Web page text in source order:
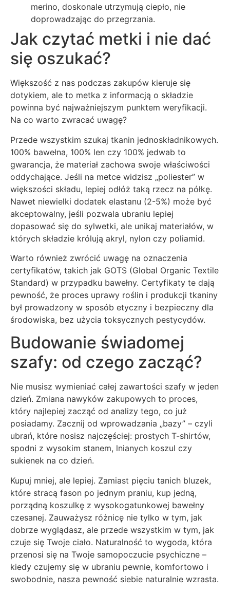
merino, doskonale utrzymują ciepło, nie
doprowadzając do przegrzania.
Jak czytać metki i nie dać
się oszukać?
Większość z nas podczas zakupów kieruje się
dotykiem, ale to metka z informacją o składzie
powinna być najważniejszym punktem weryfikacji.
Na co warto zwracać uwagę?
Przede wszystkim szukaj tkanin jednoskładnikowych.
100% bawełna, 100% len czy 100% jedwab to
gwarancja, że materiał zachowa swoje właściwości
oddychające. Jeśli na metce widzisz „poliester” w
większości składu, lepiej odłóż taką rzecz na półkę.
Nawet niewielki dodatek elastanu (2-5%) może być
akceptowalny, jeśli pozwala ubraniu lepiej
dopasować się do sylwetki, ale unikaj materiałów, w
których składzie królują akryl, nylon czy poliamid.
Warto również zwrócić uwagę na oznaczenia
certyfikatów, takich jak GOTS (Global Organic Textile
Standard) w przypadku bawełny. Certyfikaty te dają
pewność, że proces uprawy roślin i produkcji tkaniny
był prowadzony w sposób etyczny i bezpieczny dla
środowiska, bez użycia toksycznych pestycydów.
Budowanie świadomej
szafy: od czego zacząć?
Nie musisz wymieniać całej zawartości szafy w jeden
dzień. Zmiana nawyków zakupowych to proces,
który najlepiej zacząć od analizy tego, co już
posiadamy. Zacznij od wprowadzania „bazy” – czyli
ubrań, które nosisz najczęściej: prostych T-shirtów,
spodni z wysokim stanem, lnianych koszul czy
sukienek na co dzień.
Kupuj mniej, ale lepiej. Zamiast pięciu tanich bluzek,
które stracą fason po jednym praniu, kup jedną,
porządną koszulkę z wysokogatunkowej bawełny
czesanej. Zauważysz różnicę nie tylko w tym, jak
dobrze wyglądasz, ale przede wszystkim w tym, jak
czuje się Twoje ciało. Naturalność to wygoda, która
przenosi się na Twoje samopoczucie psychiczne –
kiedy czujemy się w ubraniu pewnie, komfortowo i
swobodnie, nasza pewność siebie naturalnie wzrasta.